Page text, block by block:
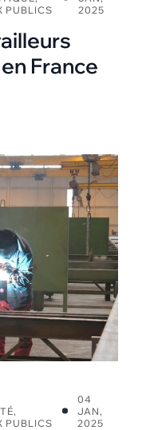
PUBLICS
2025
France
,
PUBLICS
04
JAN,
2025